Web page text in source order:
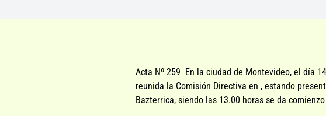
Acta Nº 259 En la ciudad de Montevideo, el día
reunida la Comisión Directiva en , estando
Bazterrica, siendo las 13.00 horas se da